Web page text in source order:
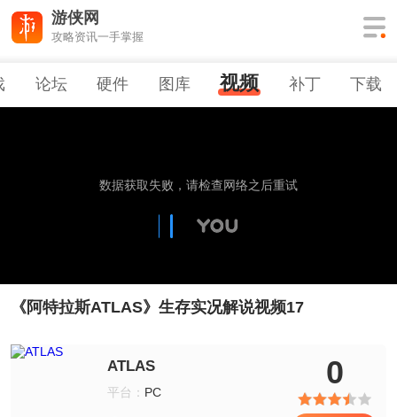
游侠网
攻略资讯一手掌握
论坛 硬件 图库 视频 补丁 下载
《阿特拉斯ATLAS》生存实况解说视频17
ATLAS
平台： PC
0